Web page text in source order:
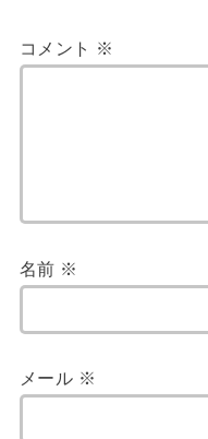
コメント ※
名前 ※
メール ※